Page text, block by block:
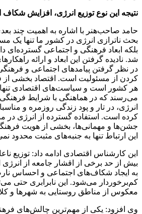
نتیجه این نوع توزیع انرژی، افزایش
حامد صاحب‌هنر با اشاره به اهمیت چند
بحث ناترازی انرژی در کشور ما تنها یک
بلکه ابعاد فرهنگی و اجتماعی گسترده‌ای
شد. نادیده گرفتن این ابعاد و ارائه
در نظر گرفتن پیامدهای اجتماعی و
کردن از مسئولیت است. اقتصاد بخشی از
هر کشور است و سیاست‌های اقتصادی تنها
می‌رسند که در هماهنگی با شرایط
انرژی، در تار و پود زندگی روزمره و
کرده است. استفاده گسترده از انرژی در
جشن‌ها و مهمانی‌ها، بخشی از هویت
این ارتباط تنها به جنبه‌های مثبت محدود
این کارشناس اقتصادی ادامه داد: توزیع
بیش از حد برخی از اقشار جامعه از انرژی
به ایجاد شکاف‌های اجتماعی و احساس
کم‌برخوردار می‌شود. این نابرابری حتی
معکوس از مناطق روستایی به شهرها و
وی افزود: یکی از مهم‌ترین چالش‌های